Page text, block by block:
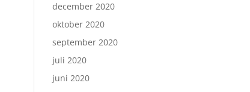
december 2020
oktober 2020
september 2020
juli 2020
juni 2020